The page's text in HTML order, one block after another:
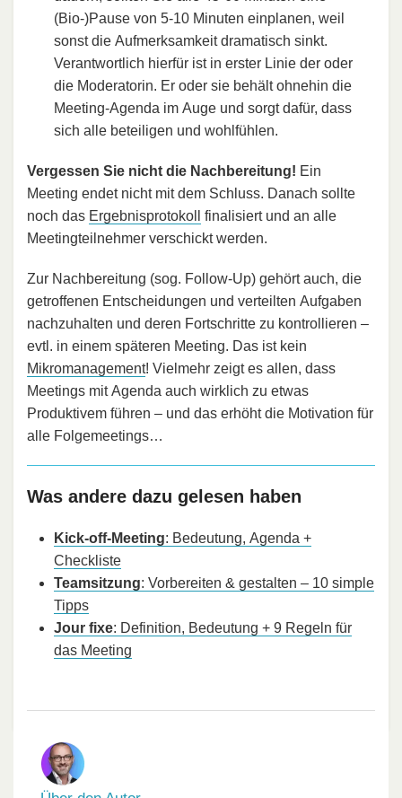
(Bio-)Pause von 5-10 Minuten einplanen, weil
sonst die Aufmerksamkeit dramatisch sinkt.
Verantwortlich hierfür ist in erster Linie der oder
die Moderatorin. Er oder sie behält ohnehin die
Meeting-Agenda im Auge und sorgt dafür, dass
sich alle beteiligen und wohlfühlen.
Vergessen Sie nicht die Nachbereitung! Ein
Meeting endet nicht mit dem Schluss. Danach sollte
noch das Ergebnisprotokoll
finalisiert und an alle
Meetingteilnehmer verschickt werden.
Zur Nachbereitung (sog. Follow-Up) gehört auch, die
getroffenen Entscheidungen und verteilten Aufgaben
nachzuhalten und deren Fortschritte zu kontrollieren –
evtl. in einem späteren Meeting. Das ist kein
Mikromanagement! Vielmehr zeigt es allen, dass
Meetings mit Agenda auch wirklich zu etwas
Produktivem führen – und das erhöht die Motivation für
alle Folgemeetings…
Was andere dazu gelesen haben
Kick-off-Meeting: Bedeutung, Agenda +
Checkliste
Teamsitzung: Vorbereiten & gestalten – 10 simple
Tipps
Jour fixe: Definition, Bedeutung + 9 Regeln für
das Meeting